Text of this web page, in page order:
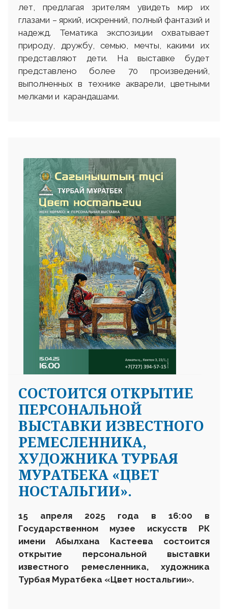
лет, предлагая зрителям увидеть мир их
глазами – яркий, искренний, полный фантазий и
надежд. Тематика экспозиции охватывает
природу, дружбу, семью, мечты, какими их
представляют дети. На выставке будет
представлено более 70 произведений,
выполненных в технике акварели, цветными
мелками и карандашами.
СОСТОИТСЯ ОТКРЫТИЕ
ПЕРСОНАЛЬНОЙ
ВЫСТАВКИ ИЗВЕСТНОГО
РЕМЕСЛЕННИКА,
ХУДОЖНИКА ТУРБАЯ
МУРАТБЕКА «ЦВЕТ
НОСТАЛЬГИИ».
15 апреля 2025 года в 16:00 в
Государственном музее искусств РК
имени Абылхана Кастеева состоится
открытие персональной выставки
известного ремесленника, художника
Турбая Муратбека «Цвет ностальгии».